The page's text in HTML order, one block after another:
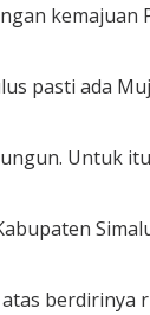
kemajuan
pasti ada
Untuk
berdirinya